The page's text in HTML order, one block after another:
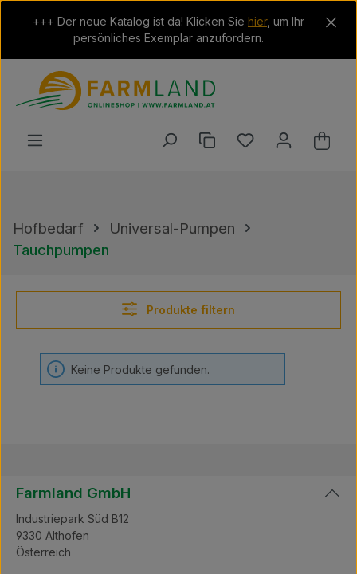
Zum Hauptinhalt springen
+++ Der neue Katalog ist da! Klicken Sie hier, um Ihr
persönliches Exemplar anzufordern.
Du hast 0
Hofbedarf
Universal-Pumpen
Tauchpumpen
Produkte filtern
Keine Produkte gefunden.
Farmland GmbH
Industriepark Süd B12
9330 Althofen
Österreich